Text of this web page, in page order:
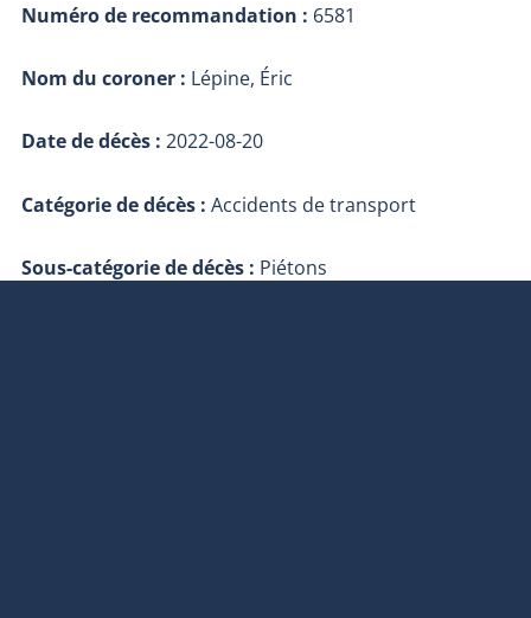
Numéro de recommandation : 6581
Nom du coroner : Lépine, Éric
Date de décès : 2022-08-20
Catégorie de décès : Accidents de transport
Sous-catégorie de décès : Piétons